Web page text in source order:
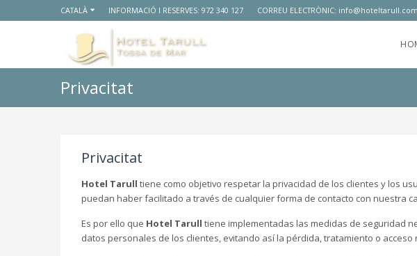
CATALÀ INFORMACIÓ I RESERVES: 972 340 127 CORREU ELECTRÒNIC: info@hoteltarull.com
Privacitat
Privacitat
Hotel Tarull tiene como objetivo respetar la privacidad de los clientes y los
puedan haber facilitado a través de cualquier forma de contacto con nuestra
Es por ello que Hotel Tarull tiene implementadas las medidas de seguridad
datos personales de los clientes, evitando así la pérdida, tratamiento o